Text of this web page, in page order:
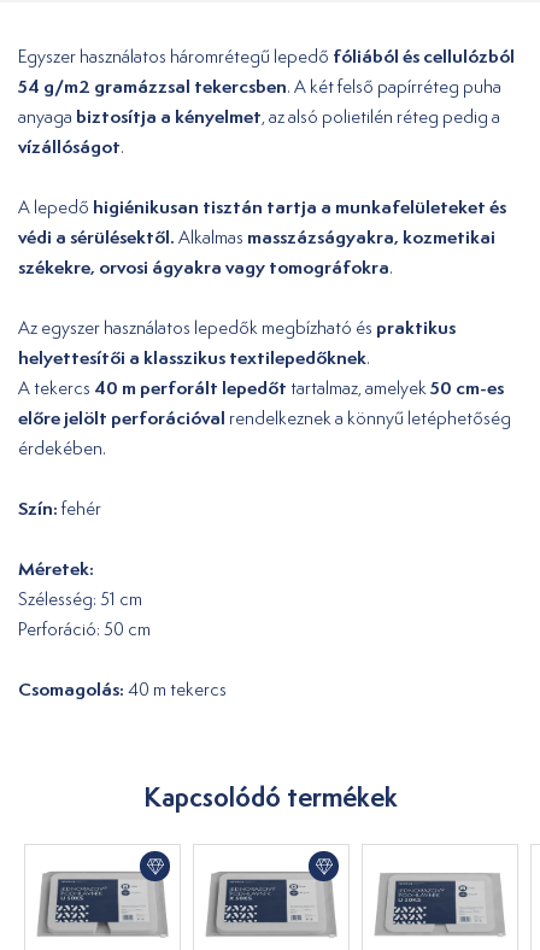
Egyszer használatos háromrétegű lepedő fóliából és cellulózból
54 g/m2 gramázzsal tekercsben. A két felső papírréteg puha
anyaga biztosítja a kényelmet, az alsó polietilén réteg pedig a
vízállóságot.
A lepedő higiénikusan tisztán tartja a munkafelületeket és
védi a sérülésektől. Alkalmas masszázságyakra, kozmetikai
székekre, orvosi ágyakra vagy tomográfokra.
Az egyszer használatos lepedők megbízható és praktikus
helyettesítői a klasszikus textilepedőknek.
A tekercs 40 m perforált lepedőt tartalmaz, amelyek50 cm-es
előre jelölt perforációval rendelkeznek a könnyű letéphetőség
érdekében.
Szín: fehér
Méretek:
Szélesség: 51 cm
Perforáció: 50 cm
Csomagolás: 40 m tekercs
Kapcsolódó termékek